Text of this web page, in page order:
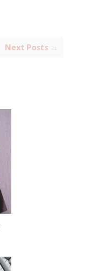
Next Posts →